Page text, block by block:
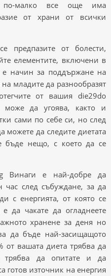
малко все още има
от храни от всички
от болести,
елементите, включени в
е начин за поддържане на
младите да разнообразят
от вашия die29do
може да угоява, както и
сами по себе си, но след
можете да следите диетата
нещо, с което да се
Винаги е най-добре да
час след събуждане, за да
с енергията, от която се
да чакате да огладнеете
хранене за деня но
да бъде най-засищащото
от вашата диета трябва да
трябва да опитате и да
готов източник на енергия